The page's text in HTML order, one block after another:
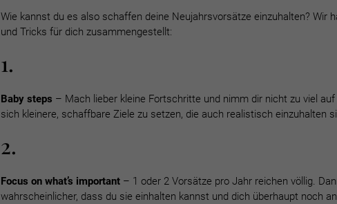
Wie kannst du es also schaffen deine Neujahrsvorsätze einzuhalten? Wir
und Tricks für dich zusammengestellt:
1.
Baby steps – Mach lieber kleine Fortschritte und nimm dir nicht zu viel
sich kleinere, schaffbare Ziele zu setzen, die auch realistisch einzuhalten
2.
Focus on what’s important – 1 oder 2 Vorsätze pro Jahr reichen völlig.
wahrscheinlicher, dass du sie einhalten kannst und dich überhaupt noch